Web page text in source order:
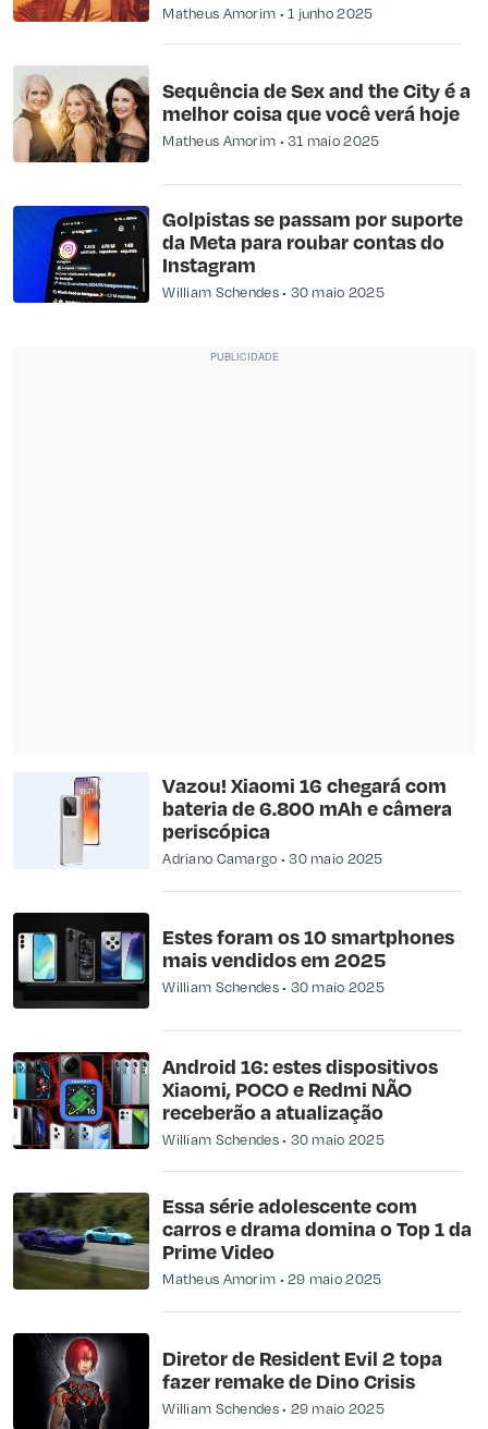
Matheus Amorim 1 junho 2025
Sequência de Sex and the City é a
melhor coisa que você verá hoje
Matheus Amorim 31 maio 2025
Golpistas se passam por suporte
da Meta para roubar contas do
Instagram
William Schendes 30 maio 2025
Vazou! Xiaomi 16 chegará com
bateria de 6.800 mAh e câmera
periscópica
Adriano Camargo 30 maio 2025
Estes foram os 10 smartphones
mais vendidos em 2025
William Schendes 30 maio 2025
Android 16: estes dispositivos
Xiaomi, POCO e Redmi NÃO
receberão a atualização
William Schendes 30 maio 2025
Essa série adolescente com
carros e drama domina o Top 1 da
Prime Video
Matheus Amorim 29 maio 2025
Diretor de Resident Evil 2 topa
fazer remake de Dino Crisis
William Schendes 29 maio 2025